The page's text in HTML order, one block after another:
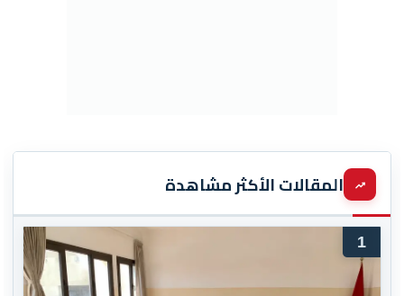
المقالات الأكثر مشاهدة
1